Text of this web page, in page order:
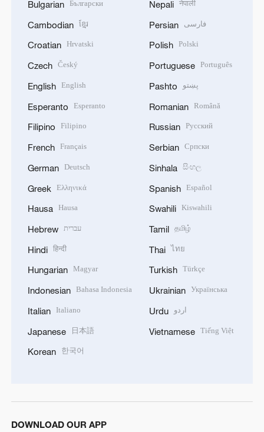
Bulgarian Български
Cambodian ខ្មែរ
Croatian Hrvatski
Czech Český
English English
Esperanto Esperanto
Filipino Filipino
French Français
German Deutsch
Greek Ελληνικά
Hausa Hausa
Hebrew עברית
Hindi हिन्दी
Hungarian Magyar
Indonesian Bahasa Indonesia
Italian Italiano
Japanese 日本語
Korean 한국어
Nepali नेपाली
Persian فارسی
Polish Polski
Portuguese Português
Pashto پښتو
Romanian Română
Russian Русский
Serbian Српски
Sinhala සිංහල
Spanish Español
Swahili Kiswahili
Tamil தமிழ்
Thai ไทย
Turkish Türkçe
Ukrainian Українська
Urdu اردو
Vietnamese Tiếng Việt
DOWNLOAD OUR APP